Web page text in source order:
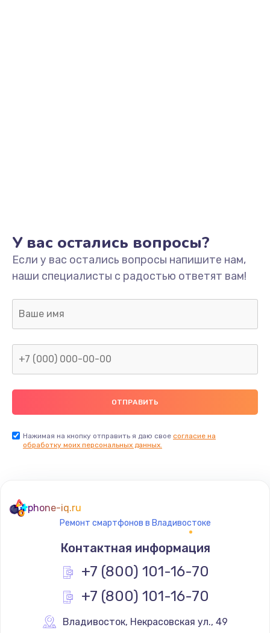
Замена микрофона
от 1500 руб.
Заказать
от 690 руб.
Заказать
Замена звуковой карты
Заказать
Ремонт цепей питания
Замена шлейфа матрицы
от 1095 руб.
Заказать
Замена южного моста
от 2750 руб.
Заказать
У вас остались вопросы?
Если у вас остались вопросы напишите нам,
наши специалисты с радостью ответят вам!
Нажимая на кнопку отправить я даю свое согласие на
обработку моих персональных данных.
phone-iq.ru
Ремонт смартфонов в Владивостоке
Контактная информация
+7 (800) 101-16-70
+7 (800) 101-16-70
Владивосток, Некрасовская ул., 49